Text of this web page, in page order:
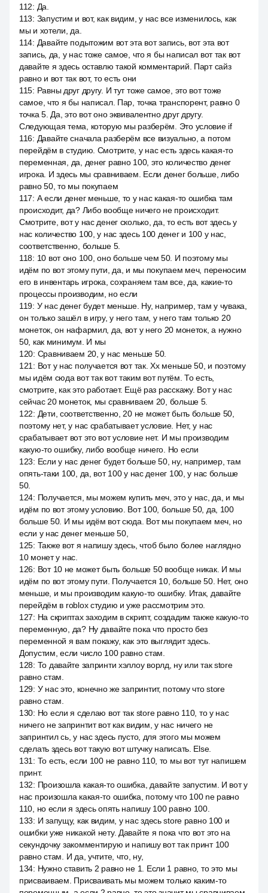
112: Да.
113: Запустим и вот, как видим, у нас все изменилось, как
мы и хотели, да.
114: Давайте подытожим вот эта вот запись, вот эта вот
запись, да, у нас тоже самое, что я бы написал вот так вот
давайте я здесь оставлю такой комментарий. Парт сайз
равно и вот так вот, то есть они
115: Равны друг другу. И тут тоже самое, это вот тоже
самое, что я бы написал. Пар, точка транспорент, равно 0
точка 5. Да, это вот оно эквивалентно друг другу.
Следующая тема, которую мы разберём. Это условие if
116: Давайте сначала разберём все визуально, а потом
перейдём в студию. Смотрите, у нас есть здесь какая-то
переменная, да, денег равно 100, это количество денег
игрока. И здесь мы сравниваем. Если денег больше, либо
равно 50, то мы покупаем
117: А если денег меньше, то у нас какая-то ошибка там
происходит, да? Либо вообще ничего не происходит.
Смотрите, вот у нас денег сколько, да, то есть вот здесь у
нас количество 100, у нас здесь 100 денег и 100 у нас,
соответственно, больше 5.
118: 10 вот оно 100, оно больше чем 50. И поэтому мы
идём по вот этому пути, да, и мы покупаем меч, переносим
его в инвентарь игрока, сохраняем там все, да, какие-то
процессы производим, но если
119: У нас денег будет меньше. Ну, например, там у чувака,
он только зашёл в игру, у него там, у него там только 20
монеток, он нафармил, да, вот у него 20 монеток, а нужно
50, как минимум. И мы
120: Сравниваем 20, у нас меньше 50.
121 : Вот у нас получается вот так. Xx меньше 50, и поэтому
мы идём сюда вот так вот таким вот путём. То есть,
смотрите, как это работает. Ещё раз расскажу. Вот у нас
сейчас 20 монеток, мы сравниваем 20, больше 5.
122: Дети, соответственно, 20 не может быть больше 50,
поэтому нет, у нас срабатывает условие. Нет, у нас
срабатывает вот это вот условие нет. И мы производим
какую-то ошибку, либо вообще ничего. Но если
123: Если у нас денег будет больше 50, ну, например, там
опять-таки 100, да, вот 100 у нас денег 100, у нас больше
50.
124: Получается, мы можем купить меч, это у нас, да, и мы
идём по вот этому условию. Вот 100, больше 50, да, 100
больше 50. И мы идём вот сюда. Вот мы покупаем меч, но
если у нас денег меньше 50,
125: Также вот я напишу здесь, чтоб было более наглядно
10 монет у нас.
126: Вот 10 не может быть больше 50 вообще никак. И мы
идём по вот этому пути. Получается 10, больше 50. Нет, оно
меньше, и мы производим какую-то ошибку. Итак, давайте
перейдём в roblox студию и уже рассмотрим это.
127: На скриптах заходим в скрипт, создадим также какую-то
переменную, да? Ну давайте пока что просто без
переменной я вам покажу, как это выглядит здесь.
Допустим, если число 100 равно стам.
128: То давайте запринти хэллоу ворлд, ну или так store
равно стам.
129: У нас это, конечно же запринтит, потому что store
равно стам.
130: Но если я сделаю вот так store равно 110, то у нас
ничего не запринтит вот как видим, у нас ничего не
запринтил сь, у нас здесь пусто, для этого мы можем
сделать здесь вот такую вот штучку написать. Else.
131 : То есть, если 100 не равно 110, то мы вот тут напишем
принт.
132: Произошла какая-то ошибка, давайте запустим. И вот у
нас произошла какая-то ошибка, потому что 100 ne равно
110, но если я здесь опять напишу 100 равно 100.
133: И запущу, как видим, у нас здесь store равно 100 и
ошибки уже никакой нету. Давайте я пока что вот это на
секундочку закомментирую и напишу вот так принт 100
равно стам. И да, учтите, что, ну,
134: Нужно ставить 2 равно не 1. Если 1 равно, то это мы
присваиваем. Присваивать мы можем только каким-то